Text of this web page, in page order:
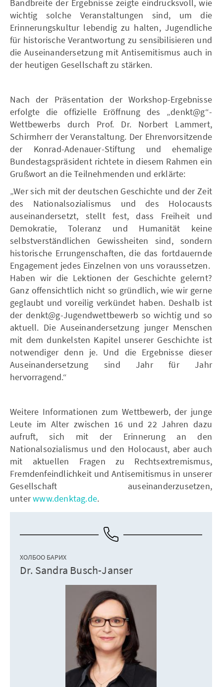
Bandbreite der Ergebnisse zeigte eindrucksvoll, wie
wichtig solche Veranstaltungen sind, um die
Erinnerungskultur lebendig zu halten, Jugendliche
für historische Verantwortung zu sensibilisieren und
die Auseinandersetzung mit Antisemitismus auch in
der heutigen Gesellschaft zu stärken.
Nach der Präsentation der Workshop-Ergebnisse
erfolgte die offizielle Eröffnung des „denkt@g“-
Wettbewerbs durch Prof. Dr. Norbert Lammert,
Schirmherr der Veranstaltung. Der Ehrenvorsitzende
der Konrad-Adenauer-Stiftung und ehemalige
Bundestagspräsident richtete in diesem Rahmen ein
Grußwort an die Teilnehmenden und erklärte:
„Wer sich mit der deutschen Geschichte und der Zeit
des Nationalsozialismus und des Holocausts
auseinandersetzt, stellt fest, dass Freiheit und
Demokratie, Toleranz und Humanität keine
selbstverständlichen Gewissheiten sind, sondern
historische Errungenschaften, die das fortdauernde
Engagement jedes Einzelnen von uns voraussetzen.
Haben wir die Lektionen der Geschichte gelernt?
Ganz offensichtlich nicht so gründlich, wie wir gerne
geglaubt und voreilig verkündet haben. Deshalb ist
der denkt@g-Jugendwettbewerb so wichtig und so
aktuell. Die Auseinandersetzung junger Menschen
mit dem dunkelsten Kapitel unserer Geschichte ist
notwendiger denn je. Und die Ergebnisse dieser
Auseinandersetzung sind Jahr für Jahr
hervorragend.“
Weitere Informationen zum Wettbewerb, der junge
Leute im Alter zwischen 16 und 22 Jahren dazu
aufruft, sich mit der Erinnerung an den
Nationalsozialismus und den Holocaust, aber auch
mit aktuellen Fragen zu Rechtsextremismus,
Fremdenfeindlichkeit und Antisemitismus in unserer
Gesellschaft auseinanderzusetzen,
unterwww.denktag.de.
ХОЛБОО БАРИХ
Dr. Sandra Busch-Janser